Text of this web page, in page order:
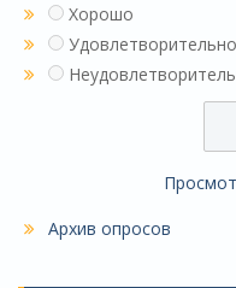
Хорошо
Удовлетворительно
Архив опросов